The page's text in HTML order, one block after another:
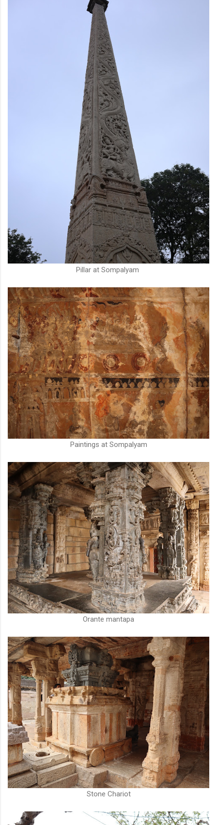
Pillar at Sompalyam
Paintings at Sompalyam
Orante mantapa
Stone Chariot